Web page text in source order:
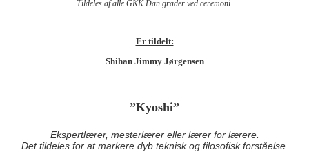
Tildeles af alle GKK Dan grader ved ceremoni.
Er tildelt:
Shihan Jimmy Jørgensen
”Kyoshi”
Ekspertlærer, mesterlærer eller lærer for lærere.
Det tildeles for at markere dyb teknisk og filosofisk forståelse.